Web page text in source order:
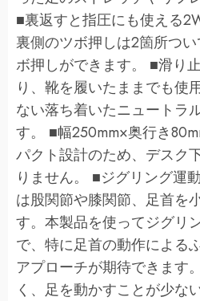
■裏返すと指圧にも使える
裏側のツボ押しは2箇所つ
ボ押しができます。 ■滑り
り、靴を履いたままでも使
ない落ち着いたニュートラ
す。 ■幅250mm×奥行き
パクト設計のため、デスク
りません。 ■ジグリング運
は股関節や膝関節、足首を
す。本製品を使ってジグリ
で、特に足首の動作による
アプローチが期待できます
く、足を動かすことが少な